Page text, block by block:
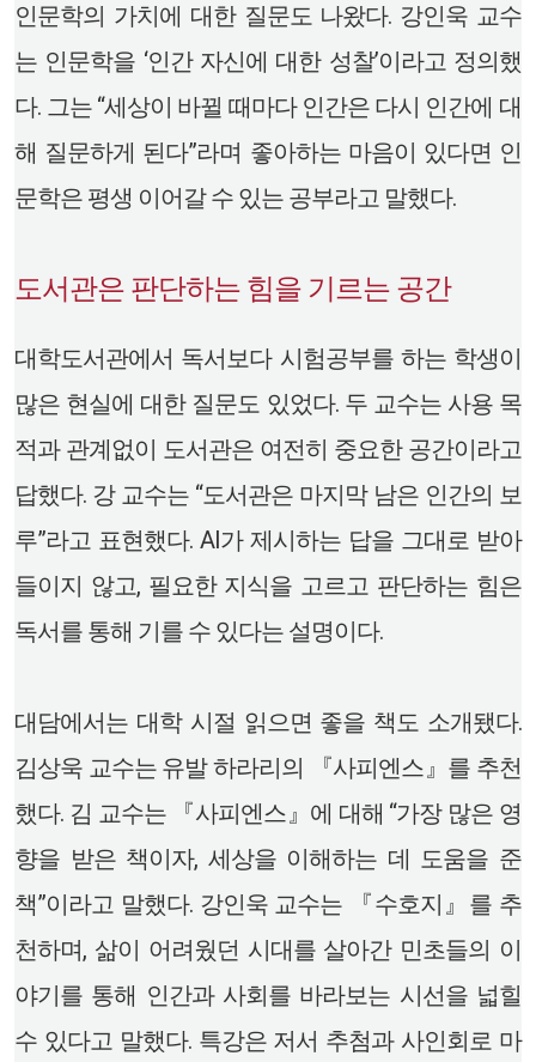
인문학의 가치에 대한 질문도 나왔다. 강인욱 교수
는 인문학을 ‘인간 자신에 대한 성찰’이라고 정의했
다. 그는 “세상이 바뀔 때마다 인간은 다시 인간에 대
해 질문하게 된다”라며 좋아하는 마음이 있다면 인
문학은 평생 이어갈 수 있는 공부라고 말했다.
도서관은 판단하는 힘을 기르는 공간
대학도서관에서 독서보다 시험공부를 하는 학생이
많은 현실에 대한 질문도 있었다. 두 교수는 사용 목
적과 관계없이 도서관은 여전히 중요한 공간이라고
답했다. 강 교수는 “도서관은 마지막 남은 인간의 보
루”라고 표현했다. AI가 제시하는 답을 그대로 받아
들이지 않고, 필요한 지식을 고르고 판단하는 힘은
독서를 통해 기를 수 있다는 설명이다.
대담에서는 대학 시절 읽으면 좋을 책도 소개됐다.
김상욱 교수는 유발 하라리의 『사피엔스』를 추천
했다. 김 교수는 『사피엔스』에 대해 “가장 많은 영
향을 받은 책이자, 세상을 이해하는 데 도움을 준
책”이라고 말했다. 강인욱 교수는 『수호지』를 추
천하며, 삶이 어려웠던 시대를 살아간 민초들의 이
야기를 통해 인간과 사회를 바라보는 시선을 넓힐
수 있다고 말했다. 특강은 저서 추첨과 사인회로 마